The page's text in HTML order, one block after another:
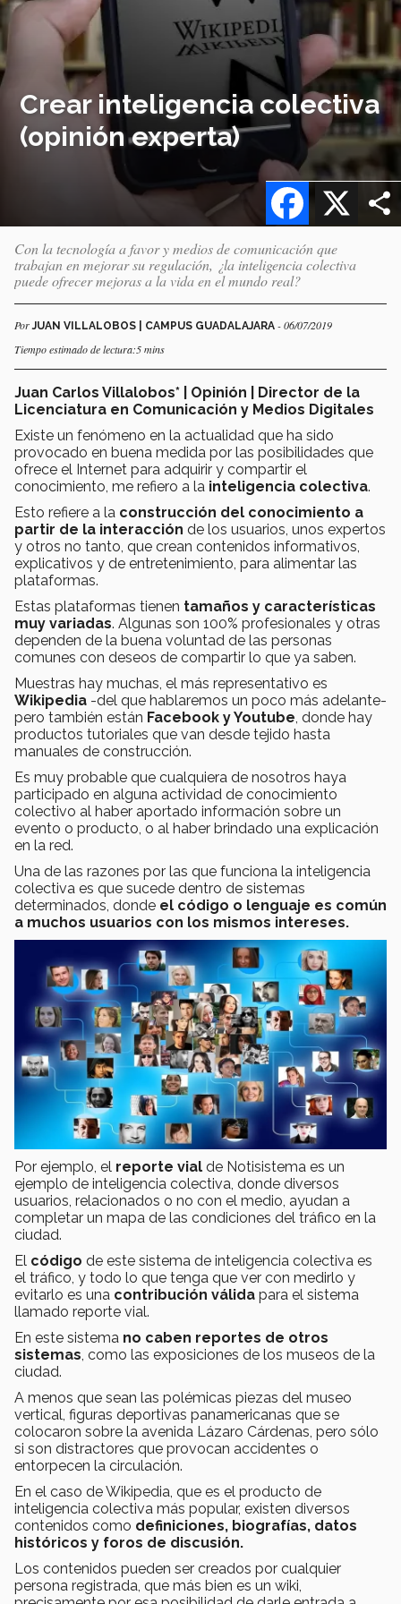
Crear inteligencia colectiva
(opinión experta)
X
Facebook
Con la tecnología a favor y medios de comunicación que
trabajan en mejorar su regulación, ¿la inteligencia colectiva
puede ofrecer mejoras a la vida en el mundo real?
PorJUAN VILLALOBOS | CAMPUS GUADALAJARA - 06/07/2019
Tiempo estimado de lectura:5 mins
Juan Carlos Villalobos* | Opinión | Director de la
Licenciatura en Comunicación y Medios Digitales
Existe un fenómeno en la actualidad que ha sido
provocado en buena medida por las posibilidades que
ofrece el Internet para adquirir y compartir el
conocimiento, me refiero a la inteligencia colectiva.
Esto refiere a la construcción del conocimiento a
partir de la interacción de los usuarios, unos expertos
y otros no tanto, que crean contenidos informativos,
explicativos y de entretenimiento, para alimentar las
plataformas.
Estas plataformas tienen tamaños y características
muy variadas. Algunas son 100% profesionales y otras
dependen de la buena voluntad de las personas
comunes con deseos de compartir lo que ya saben.
Muestras hay muchas, el más representativo es
Wikipedia -del que hablaremos un poco más adelante-
pero también están Facebook y Youtube , donde hay
productos tutoriales que van desde tejido hasta
manuales de construcción.
Es muy probable que cualquiera de nosotros haya
participado en alguna actividad de conocimiento
colectivo al haber aportado información sobre un
evento o producto, o al haber brindado una explicación
en la red.
Una de las razones por las que funciona la inteligencia
colectiva es que sucede dentro de sistemas
determinados, donde el código o lenguaje es común
a muchos usuarios con los mismos intereses.
Por ejemplo, el reporte vial de Notisistema es un
ejemplo de inteligencia colectiva, donde diversos
usuarios, relacionados o no con el medio, ayudan a
completar un mapa de las condiciones del tráfico en la
ciudad.
El código de este sistema de inteligencia colectiva es
el tráfico, y todo lo que tenga que ver con medirlo y
evitarlo es una contribución válida para el sistema
llamado reporte vial.
En este sistema no caben reportes de otros
sistemas , como las exposiciones de los museos de la
ciudad.
A menos que sean las polémicas piezas del museo
vertical, figuras deportivas panamericanas que se
colocaron sobre la avenida Lázaro Cárdenas, pero sólo
si son distractores que provocan accidentes o
entorpecen la circulación.
En el caso de Wikipedia, que es el producto de
inteligencia colectiva más popular, existen diversos
contenidos como definiciones, biografías, datos
históricos y foros de discusión.
Los contenidos pueden ser creados por cualquier
persona registrada, que más bien es un wiki,